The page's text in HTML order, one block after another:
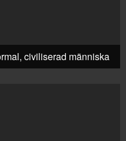
civiliserad människa